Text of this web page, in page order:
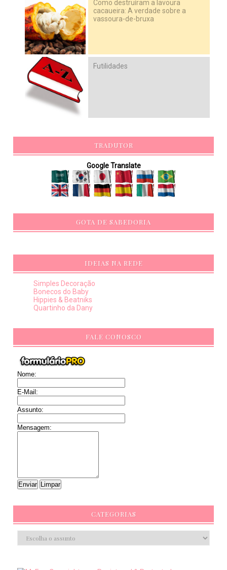
Como destruíram a lavoura
cacaueira: A verdade sobre a
vassoura-de-bruxa
Futilidades
TRADUTOR
Google Translate
GOTA DE SABEDORIA
IDEIAS NA REDE
Simples Decoração
Bonecos do Baby
Hippies & Beatniks
Quartinho da Dany
FALE CONOSCO
Nome:
E-Mail:
Assunto:
Mensagem:
CATEGORIAS